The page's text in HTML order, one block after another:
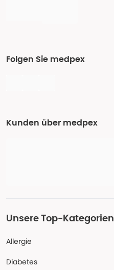
Folgen Sie medpex
Kunden über medpex
Unsere Top-Kategorien
Allergie
Diabetes